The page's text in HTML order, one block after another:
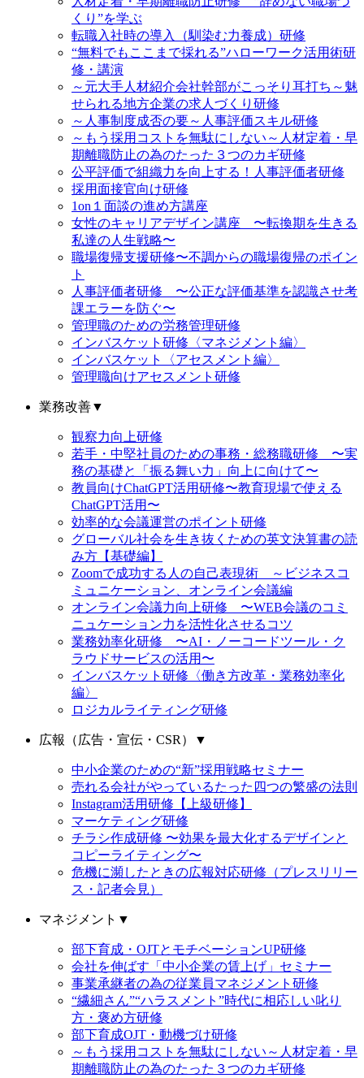
くり”を学ぶ
転職入社時の導入（馴染む力養成）研修
“無料でもここまで採れる”ハローワーク活用術研
修・講演
～元大手人材紹介会社幹部がこっそり耳打ち～魅
せられる地方企業の求人づくり研修
～人事制度成否の要～人事評価スキル研修
～もう採用コストを無駄にしない～人材定着・早
期離職防止の為のたった３つのカギ研修
公平評価で組織力を向上する！人事評価者研修
採用面接官向け研修
1on１面談の進め方講座
女性のキャリアデザイン講座 〜転換期を生きる
私達の人生戦略〜
職場復帰支援研修〜不調からの職場復帰のポイン
ト
人事評価者研修 〜公正な評価基準を認識させ考
課エラーを防ぐ〜
管理職のための労務管理研修
インバスケット研修〈マネジメント編〉
インバスケット〈アセスメント編〉
管理職向けアセスメント研修
業務改善▼
観察力向上研修
若手・中堅社員のための事務・総務職研修 〜実
務の基礎と「振る舞い力」向上に向けて〜
教員向けChatGPT活用研修〜教育現場で使える
ChatGPT活用〜
効率的な会議運営のポイント研修
グローバル社会を生き抜くための英文決算書の読
み方【基礎編】
Zoomで成功する人の自己表現術 ～ビジネスコ
ミュニケーション、オンライン会議編
オンライン会議力向上研修 〜WEB会議のコミ
ニュケーション力を活性化させるコツ
業務効率化研修 〜AI・ノーコードツール・ク
ラウドサービスの活用〜
インバスケット研修〈働き方改革・業務効率化
編〉
ロジカルライティング研修
広報（広告・宣伝・CSR） ▼
中小企業のための“新”採用戦略セミナー
売れる会社がやっているたった四つの繁盛の法則
Instagram活用研修【上級研修】
マーケティング研修
チラシ作成研修 〜効果を最大化するデザインと
コピーライティング〜
危機に瀕したときの広報対応研修（プレスリリー
ス・記者会見）
マネジメント ▼
部下育成・OJTとモチベーションUP研修
会社を伸ばす「中小企業の賃上げ」セミナー
事業承継者の為の従業員マネジメント研修
“繊細さん”“ハラスメント”時代に相応しい叱り
方・褒め方研修
部下育成OJT・動機づけ研修
～もう採用コストを無駄にしない～人材定着・早
期離職防止の為のたった３つのカギ研修